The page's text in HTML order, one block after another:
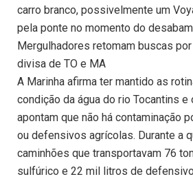
carro branco, possivelmente um
pela ponte no momento do
Mergulhadores retomam buscas
divisa de TO e MA
A Marinha afirma ter mantido as
condição da água do rio Tocantins
apontam que não há contaminação
ou defensivos agrícolas. Durante a
caminhões que transportavam 76
sulfúrico e 22 mil litros de